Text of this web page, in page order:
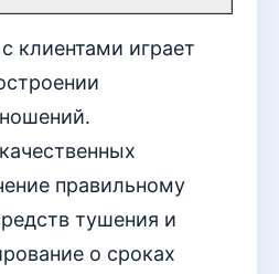
клиентами играет
правильному
тушения и
о сроках